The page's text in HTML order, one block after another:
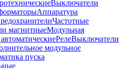
Выключатели
Аппаратура
Частотные
магнитныеМодульная
РелеВыключатели
модульное
пуска